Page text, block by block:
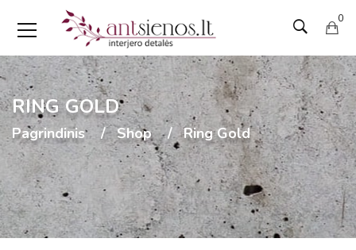
0
RING GOLD
Pagrindinis Shop Ring Gold